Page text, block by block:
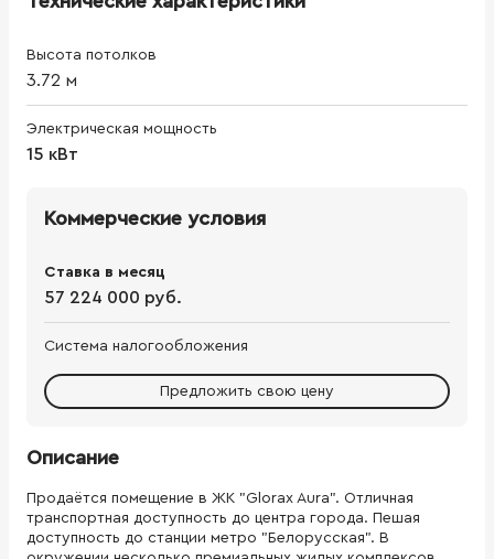
Высота потолков
3.72 м
Электрическая мощность
15 кВт
Коммерческие условия
Ставка в месяц
57 224 000 руб.
Система налогообложения
Предложить свою цену
Описание
Продаётся помещение в ЖК "Glorax Aura". Отличная
транспортная доступность до центра города. Пешая
доступность до станции метро "Белорусская". В